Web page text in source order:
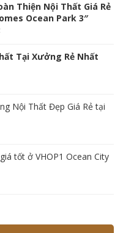
Thiện Nội Thất Giá Rẻ
Ocean Park 3″
Tại Xưởng Rẻ Nhất
Nội Thất Đẹp Giá Rẻ tại
tốt ở VHOP1 Ocean City